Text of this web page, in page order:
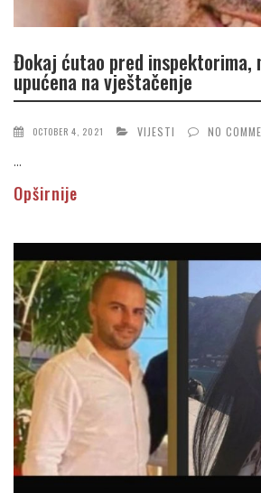
Đokaj ćutao pred inspektorima,
upućena na vještačenje
OCTOBER 4, 2021 VIJESTI NO
...
Opširnije